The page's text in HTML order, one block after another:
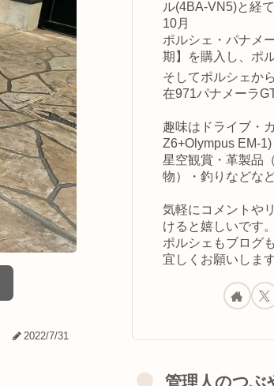
2022/7/31
ル(4BA-VN5)と経
10月
ポルシェ・パナメ
期】を購入し、ポ
そしてポルシェか
在971パナメーラ
趣味はドライブ・
Z6+Olympus EM-1)
星空観賞・革製品
物）・釣りなどな
気軽にコメントや
けると嬉しいです。
ポルシェもブログ
宜しくお願いします
管理人のつぶ